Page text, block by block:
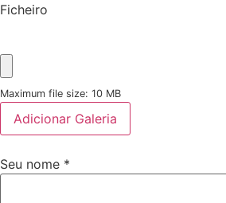
Ficheiro
Maximum file size: 10 MB
Adicionar Galeria
Seu nome *